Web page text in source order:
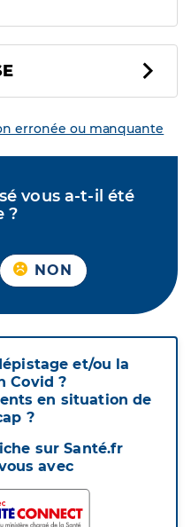
erronée ou manquante
vous a-t-il été
?
NON
et/ou la
Covid ?
en situation de
?
sur Santé.fr
avec